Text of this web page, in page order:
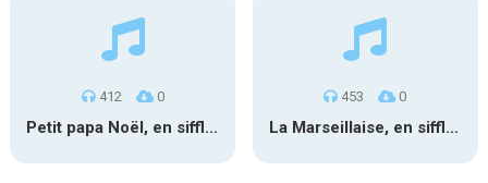
412 0
Petit papa Noël, en sifflant
453 0
La Marseillaise, en sifflant